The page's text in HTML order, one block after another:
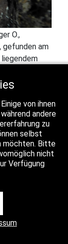
O.,
gefunden am
liegendem
Mülverstedt
Auf
in
Art ist
die Art
jede
von ihnen
andere
zu
selbst
möchten. Bitte
nicht
Verfügung